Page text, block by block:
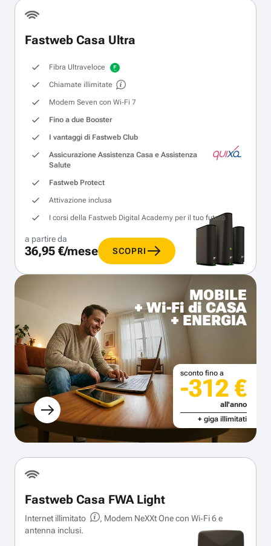
Fastweb Casa Ultra
Fibra Ultraveloce
Chiamate illimitate
Modem Seven con Wi‑Fi 7
Fino a due Booster
I vantaggi di Fastweb Club
Assicurazione Assistenza Casa e Assistenza
Salute
Fastweb Protect
Attivazione inclusa
I corsi della Fastweb Digital Academy per il tuo futuro
a partire da
36,95 €/mese SCOPRI
MOBILE
+ Wi-Fi di CASA
+ ENERGIA
sconto fino a
-312 €
all'anno
+ giga illimitati
Fastweb Casa FWA Light
Internet illimitato
, Modem NeXXt One con Wi‑Fi 6 e
antenna inclusi.